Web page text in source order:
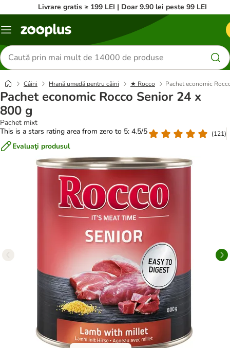
Livrare gratis ≥ 199 LEI | Doar 9.90 lei peste 99 LEI
Categorii
Căutare
produse
Câini Hrană umedă pentru câini ★ Rocco Pachet economic
Pachet economic Rocco Senior 24 x
800 g
Pachet mixt
This is a stars rating area from zero to 5: 4.5/5
(121)
Evaluaţi produsul